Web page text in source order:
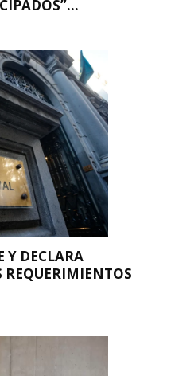
Y DECLARA
REQUERIMIENTOS